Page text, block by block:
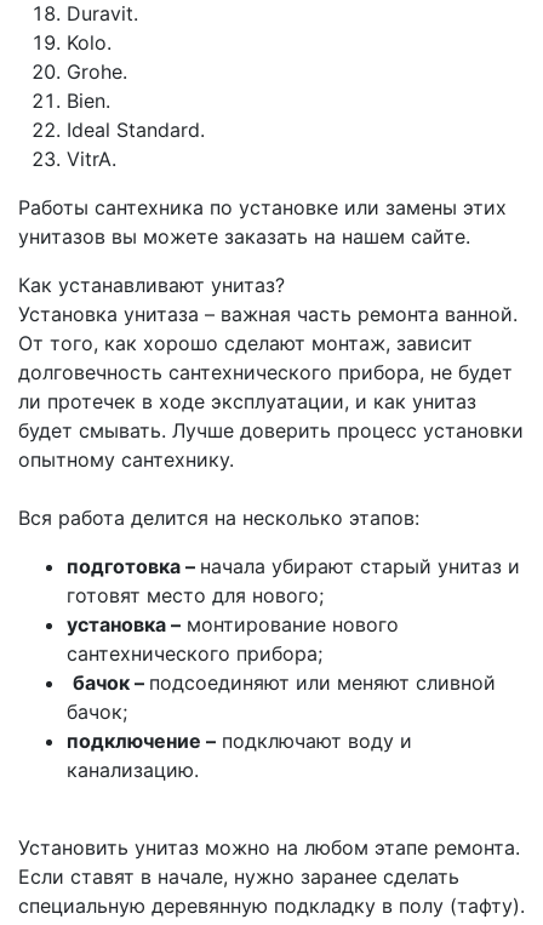
Duravit.
Kolo.
Grohe.
Bien.
Ideal Standard.
VitrA.
Работы сантехника по установке или замены этих
унитазов вы можете заказать на нашем сайте.
Как устанавливают унитаз?
Установка унитаза – важная часть ремонта ванной.
От того, как хорошо сделают монтаж, зависит
долговечность сантехнического прибора, не будет
ли протечек в ходе эксплуатации, и как унитаз
будет смывать. Лучше доверить процесс установки
опытному сантехнику.
Вся работа делится на несколько этапов:
подготовка – начала убирают старый унитаз и
готовят место для нового;
установка – монтирование нового
сантехнического прибора;
бачок – подсоединяют или меняют сливной
бачок;
подключение – подключают воду и
канализацию.
Установить унитаз можно на любом этапе ремонта.
Если ставят в начале, нужно заранее сделать
специальную деревянную подкладку в полу (тафту).